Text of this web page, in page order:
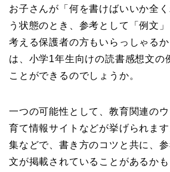
お子さんが「何を書けばいいか全
う状態のとき、参考として「例文
考える保護者の方もいらっしゃる
は、小学1年生向けの読書感想文の
ことができるのでしょうか。
一つの可能性として、教育関連の
育て情報サイトなどが挙げられま
集などで、書き方のコツと共に、
文が掲載されていることがあるか